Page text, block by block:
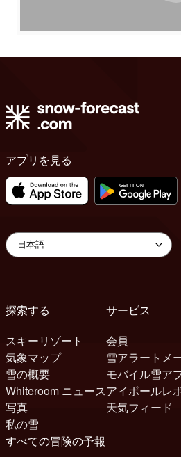
アプリを見る
探索する
スキーリゾート
気象マップ
雪の概要
Whiteroom ニュース
写真
私の雪
サービス
会員
雪アラートメ
モバイル雪ア
アイボールレ
天気フィード
すべての冒険の予報